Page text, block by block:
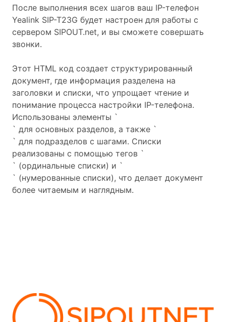
После выполнения всех шагов ваш IP-телефон
Yealink SIP-T23G будет настроен для работы с
сервером SIPOUT.net, и вы сможете совершать
звонки.
Этот HTML код создает структурированный
документ, где информация разделена на
заголовки и списки, что упрощает чтение и
понимание процесса настройки IP-телефона.
Использованы элементы `
` для основных разделов, а также `
` для подразделов с шагами. Списки
реализованы с помощью тегов `
` (ординальные списки) и `
` (нумерованные списки), что делает документ
более читаемым и наглядным.